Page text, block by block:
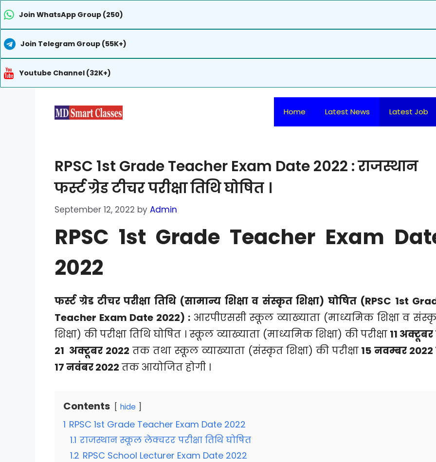
Join WhatsApp Group (250)
Join Telegram Group (55K+)
Youtube Channel (32K+)
Home Latest News Latest Job
RPSC 1st Grade Teacher Exam Date 2022 : राजस्थान
फर्स्ट ग्रेड टीचर परीक्षा तिथि घोषित ।
September 12, 2022 by Admin
RPSC 1st Grade Teacher Exam
2022
फर्स्ट ग्रेड टीचर परीक्षा तिथि (सामान्य शिक्षा व संस्कृत शिक्षा) घोषित (RPSC 1st
Teacher Exam Date 2022) :आरपीएससी स्कूल व्याख्याता (माध्यमिक शिक्षा व
शिक्षा) की परीक्षा तिथि घोषित । स्कूल व्याख्याता (माध्यमिक शिक्षा) की परीक्षा 11
21 अक्टूबर 2022 तक तथा स्कूल व्याख्याता (संस्कृत शिक्षा) की परीक्षा 15 नवम्बर
17 नवंबर 2022 तक आयोजित होगी ।
Contents hide
1 RPSC 1st Grade Teacher Exam Date 2022
1.1 राजस्थान स्कूल लेक्चरर परीक्षा तिथि घोषित
1.2 RPSC School Lecturer Exam Date 2022